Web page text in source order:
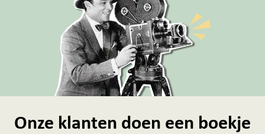
Onze klanten doen een boekje